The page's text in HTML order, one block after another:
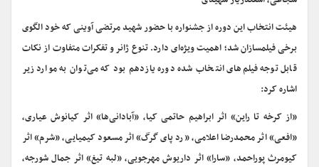
هیئت انتخاب این دوره از جشنواره با حضور شهید مرتضی آوینی که خود الگوی
برخی فیلمسازان شد؛ اهمیت ویژه‌ای دارد. تنوع ژانر و تفکرات متفاوت از نکات
قابل توجه فیلم‌های انتخاب شده دوره یازدهم بود که می‌توان به موارد زیر
اشاره کرد:
«از کرخه تا راین» اثر ابراهیم حاتمی کیا، «آبادانی‌ها» اثر کیانوش عیاری،
«افعی» اثر محمدرضا اعلامی، «رد پای گرگ» اثر مسعود کیمیایی، «شرم» اثر
کیومرث پوراحمد، «سارا» اثر داریوش مهرجویی، «لبه تیغ» اثر جمال شورجه،